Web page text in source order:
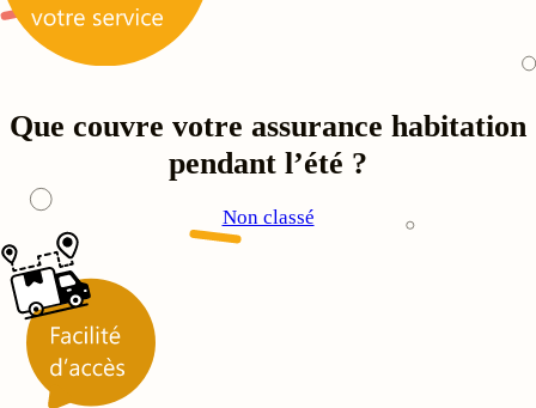
Que couvre votre assurance habitation
pendant l’été ?
Non classé